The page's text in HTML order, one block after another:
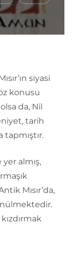
siyasi
konusu
da, Nil
tarih
tapmıştır.
almış,
Mısır’da,